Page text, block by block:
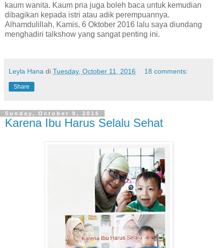
kaum wanita. Kaum pria juga boleh baca untuk kemudian
dibagikan kepada istri atau adik perempuannya.
Alhamdulillah, Kamis, 6 Oktober 2016 lalu saya diundang
menghadiri talkshow yang sangat penting ini.
Leyla Hana di Tuesday, October 11, 2016 18 comments:
Share
Sunday, October 9, 2016
Karena Ibu Harus Selalu Sehat